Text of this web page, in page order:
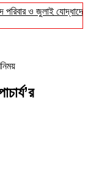
ও জুলাই যোদ্ধাদের